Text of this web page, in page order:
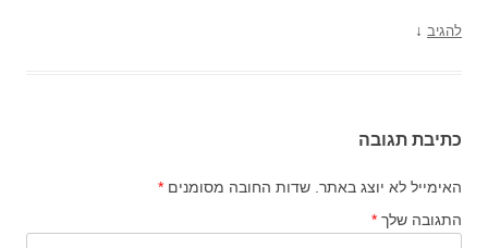
להגיב ↓
כתיבת תגובה
האימייל לא יוצג באתר. שדות החובה מסומנים *
התגובה שלך *